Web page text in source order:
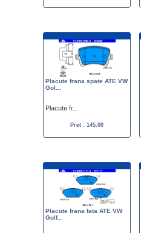
Placute frana spate ATE VW
Gol...
Placute fr...
Pret : 145.00
Placute frana fata ATE VW
Golf...